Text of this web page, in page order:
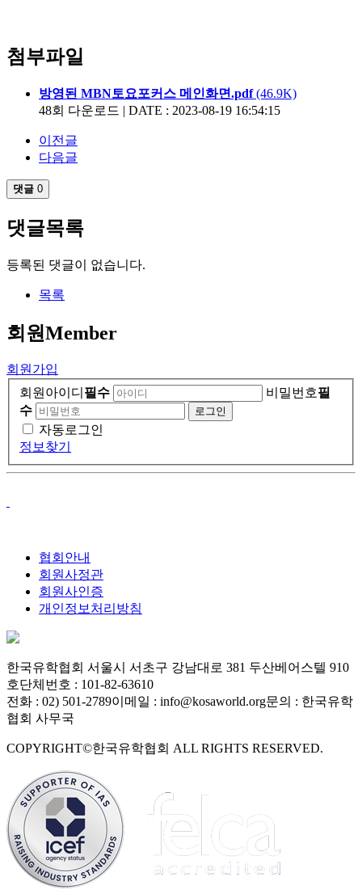
첨부파일
방영된 MBN토요포커스 메인화면.pdf(46.9K)
48회 다운로드 | DATE : 2023-08-19 16:54:15
이전글
다음글
댓글 0
댓글목록
등록된 댓글이 없습니다.
목록
회원Member
회원가입
회원아이디 필수 비밀번호필
수
자동로그인
정보찾기
협회안내
회원사정관
회원사인증
개인정보처리방침
한국유학협회 서울시 서초구 강남대로 381 두산베어스텔 910
호단체번호 : 101-82-63610
전화 : 02) 501-2789이메일 : info@kosaworld.org문의 : 한국유학
협회 사무국
COPYRIGHT©한국유학협회 ALL RIGHTS RESERVED.